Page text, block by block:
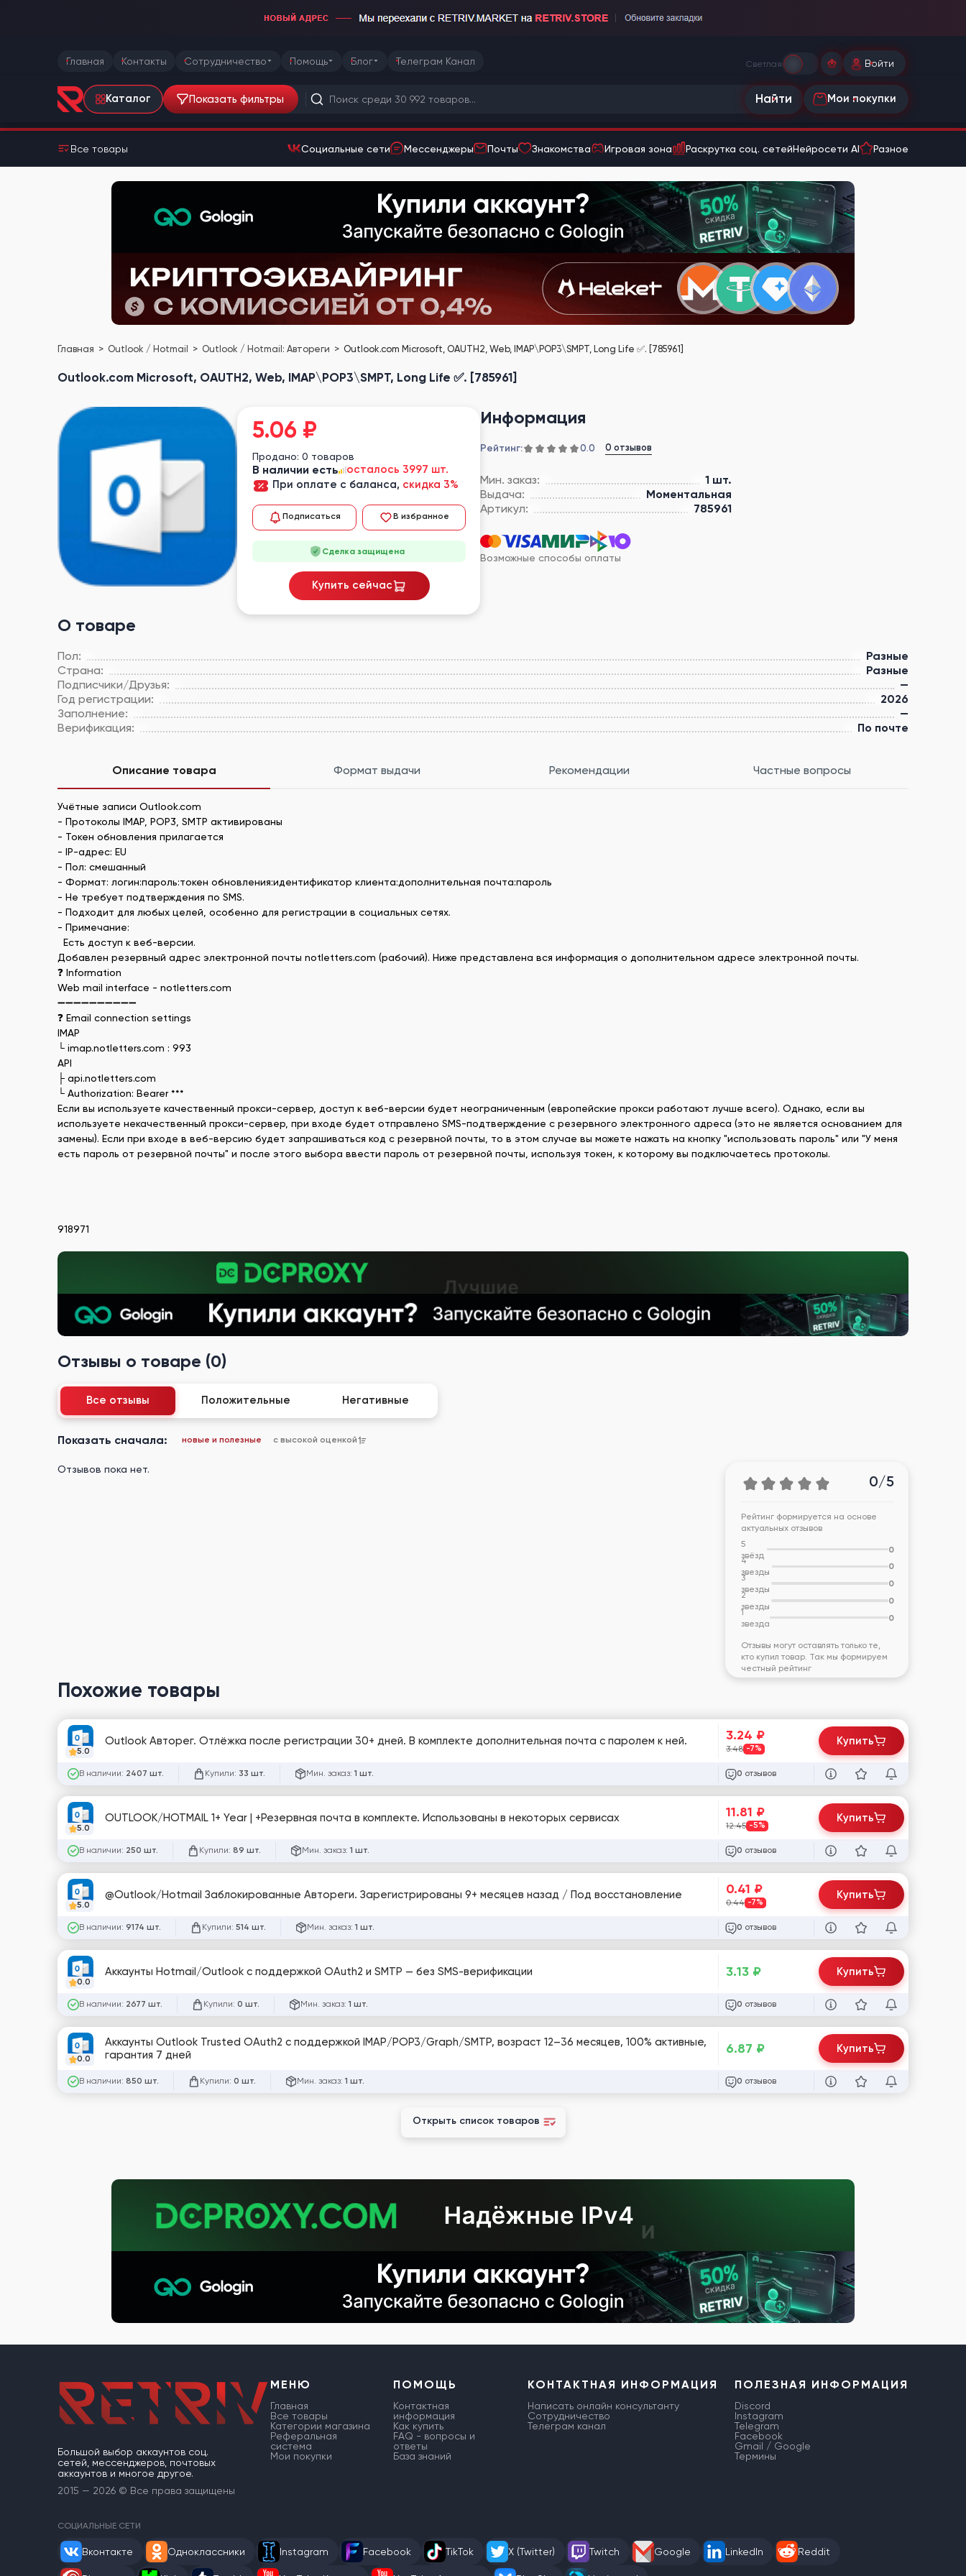
Главная Контакты Сотрудничество Помощь Блог Телеграм Канал Светлая Войти
Каталог Показать фильтры Найти Мои покупки
Все товары Социальные сети Мессенджеры Почты Знакомства Игровая зона Раскрутка соц. сетейНейросети AI Разное
Главная Outlook / Hotmail Outlook / Hotmail: Автореги Outlook.com Microsoft, OAUTH2, Web, IMAP\POP3\SMPT, Long Life ✅. [785961]
Outlook.com Microsoft, OAUTH2, Web, IMAP\POP3\SMPT, Long Life ✅. [785961]
Информация
Рейтинг: 0.0 0 отзывов
Мин. заказ:
1 шт.
Выдача:
Моментальная
Артикул:
785961
Возможные способы оплаты
О товаре
Пол:
Разные
Страна:
Разные
Подписчики/Друзья:
—
Год регистрации:
2026
Заполнение:
—
Верификация:
По почте
5.06 ₽
Продано: 0 товаров
В наличии есть
осталось 3997 шт.
При оплате с баланса, скидка 3%
Подписаться В избранное
Сделка защищена
Купить сейчас
Описание товара Формат выдачи Рекомендации Частные вопросы
Учётные записи Outlook.com
- Протоколы IMAP, POP3, SMTP активированы
- Токен обновления прилагается
- IP-адрес: EU
- Пол: смешанный
- Формат: логин:пароль:токен обновления:идентификатор клиента:дополнительная почта:пароль
- Не требует подтверждения по SMS.
- Подходит для любых целей, особенно для регистрации в социальных сетях.
- Примечание:
Есть доступ к веб-версии.
Добавлен резервный адрес электронной почты notletters.com (рабочий). Ниже представлена ​​вся информация о дополнительном адресе электронной почты.
❓ Information
Web mail interface - notletters.com
➖➖➖➖➖➖➖➖➖➖
❓ Email connection settings
IMAP
└ imap.notletters.com : 993
API
├ api.notletters.com
└ Authorization: Bearer ***
Если вы используете качественный прокси-сервер, доступ к веб-версии будет неограниченным (европейские прокси работают лучше всего). Однако, если вы
используете некачественный прокси-сервер, при входе будет отправлено SMS-подтверждение с резервного электронного адреса (это не является основанием для
замены). Если при входе в веб-версию будет запрашиваться код с резервной почты, то в этом случае вы можете нажать на кнопку "использовать пароль" или "У меня
есть пароль от резервной почты" и после этого выбора ввести пароль от резервной почты, используя токен, к которому вы подключаетесь протоколы.
918971
Отзывы о товаре (0)
Все отзывы Положительные Негативные
Показать сначала: новые и полезные с высокой оценкой
Отзывов пока нет.
0/5
Рейтинг формируется на основе
актуальных отзывов
5
звёзд
0
4
звезды
0
3
звезды
0
2
звезды
0
1
звезда
0
Отзывы могут оставлять только те,
кто купил товар. Так мы формируем
честный рейтинг
Похожие товары
5.0
Outlook Авторег. Отлёжка после регистрации 30+ дней. В комплекте дополнительная почта с паролем к ней.
В наличии: 2407 шт. Купили: 33 шт. Мин. заказ: 1 шт.
3.24 ₽
3.48 -7%
0 отзывов
Купить
5.0
OUTLOOK/HOTMAIL 1+ Year | +Резервная почта в комплекте. Использованы в некоторых сервисах
В наличии: 250 шт. Купили: 89 шт. Мин. заказ: 1 шт.
11.81 ₽
12.45 -5%
0 отзывов
Купить
5.0
@Outlook/Hotmail Заблокированные Автореги. Зарегистрированы 9+ месяцев назад / Под восстановление
В наличии: 9174 шт. Купили: 514 шт. Мин. заказ: 1 шт.
0.41 ₽
0.44 -7%
0 отзывов
Купить
0.0
Аккаунты Hotmail/Outlook с поддержкой OAuth2 и SMTP — без SMS-верификации
В наличии: 2677 шт. Купили: 0 шт. Мин. заказ: 1 шт.
3.13 ₽
0 отзывов
Купить
0.0
Аккаунты Outlook Trusted OAuth2 с поддержкой IMAP/POP3/Graph/SMTP, возраст 12–36 месяцев, 100% активные,
гарантия 7 дней
В наличии: 850 шт. Купили: 0 шт. Мин. заказ: 1 шт.
6.87 ₽
0 отзывов
Купить
Открыть список товаров
Большой выбор аккаунтов соц.
сетей, мессенджеров, почтовых
аккаунтов и многое другое.
2015 — 2026 © Все права защищены
МЕНЮ
Главная
Все товары
Категории магазина
Реферальная
система
Мои покупки
ПОМОЩЬ
Контактная
информация
Как купить
FAQ - вопросы и
ответы
База знаний
КОНТАКТНАЯ ИНФОРМАЦИЯ
Написать онлайн консультанту
Сотрудничество
Телеграм канал
ПОЛЕЗНАЯ ИНФОРМАЦИЯ
Discord
Instagram
Telegram
Facebook
Gmail / Google
Термины
СОЦИАЛЬНЫЕ СЕТИ
Вконтакте Одноклассники Instagram Facebook TikTok X (Twitter) Twitch Google LinkedIn Reddit